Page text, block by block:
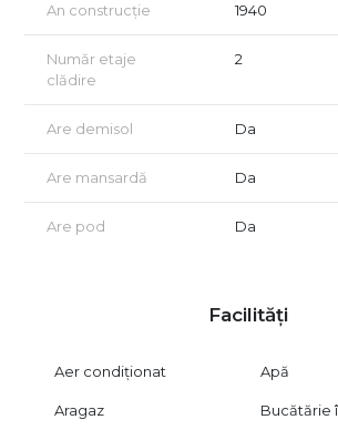
An construcție 1940
Număr etaje
clădire
2
Are demisol Da
Are mansardă Da
Are pod Da
Facilități
Aer condiționat Apă
Aragaz Bucătărie